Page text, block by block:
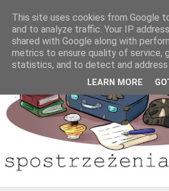
This site uses cookies from Google
and to analyze traffic. Your IP
shared with Google along with
metrics to ensure quality of service,
statistics, and to detect and address
LEARN MORE